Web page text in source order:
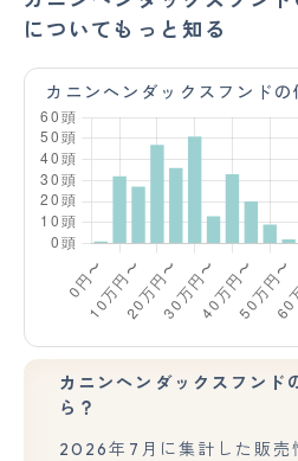
についてもっと知る
カニンヘンダックスフンド
カニンヘンダックスフンド
ら？
2026年7月に集計した販売